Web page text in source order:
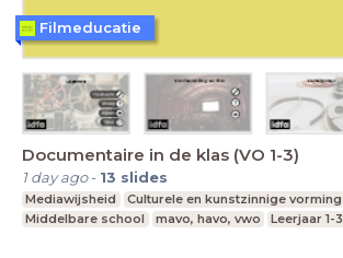
Documentaire in de klas (VO 1-3)
1 day ago- 13 slides
Mediawijsheid Culturele en kunstzinnige vorming
Middelbare school
mavo, havo, vwo Leerjaar 1-3
Filmeducatie